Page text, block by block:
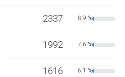
2337 8,9 %
1992 7,6 %
1616 6,1 %